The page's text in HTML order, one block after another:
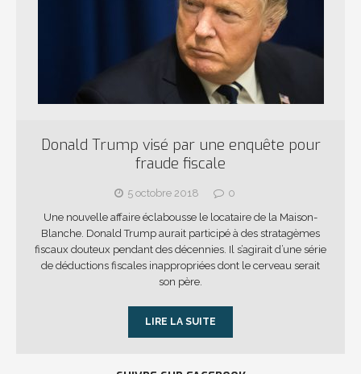
Donald Trump visé par une enquête pour
fraude fiscale
5 octobre 2018
0
Une nouvelle affaire éclabousse le locataire de la Maison-
Blanche. Donald Trump aurait participé à des stratagèmes
fiscaux douteux pendant des décennies. Il s’agirait d’une série
de déductions fiscales inappropriées dont le cerveau serait
son père.
LIRE LA SUITE